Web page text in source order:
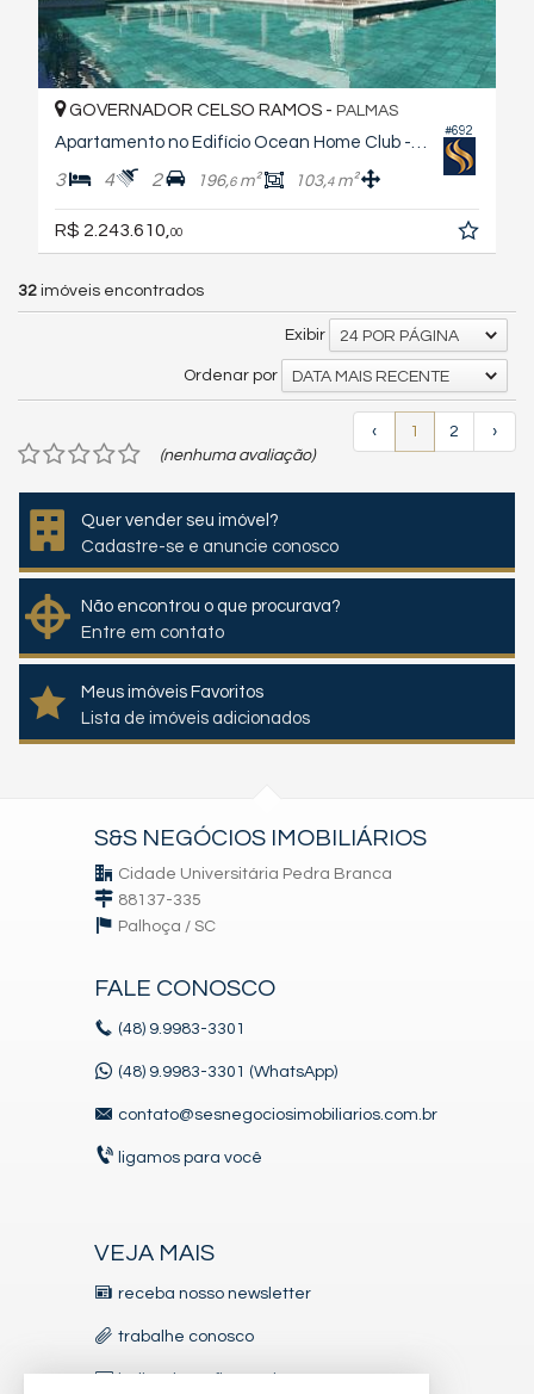
#692
GOVERNADOR CELSO RAMOS - PALMAS
Apartamento no Edifício Ocean Home Club - Torre Indian
3 4 2 196,6m² 103,4m²
R$ 2.243.610, 00
32 imóveis encontrados
Exibir 24 POR PÁGINA
Ordenar por DATA MAIS RECENTE
‹ 1 2
›
(nenhuma avaliação)
Quer vender seu imóvel?
Cadastre-se e anuncie conosco
Não encontrou o que procurava?
Entre em contato
Meus imóveis Favoritos
Lista de imóveis adicionados
S&S NEGÓCIOS IMOBILIÁRIOS
Cidade Universitária Pedra Branca
88137-335
Palhoça / SC
FALE CONOSCO
(48) 9.9983-3301
(48) 9.9983-3301 (WhatsApp)
contato@sesnegociosimobiliarios.com.br
ligamos para você
VEJA MAIS
receba nosso newsletter
trabalhe conosco
indicadores financeiros